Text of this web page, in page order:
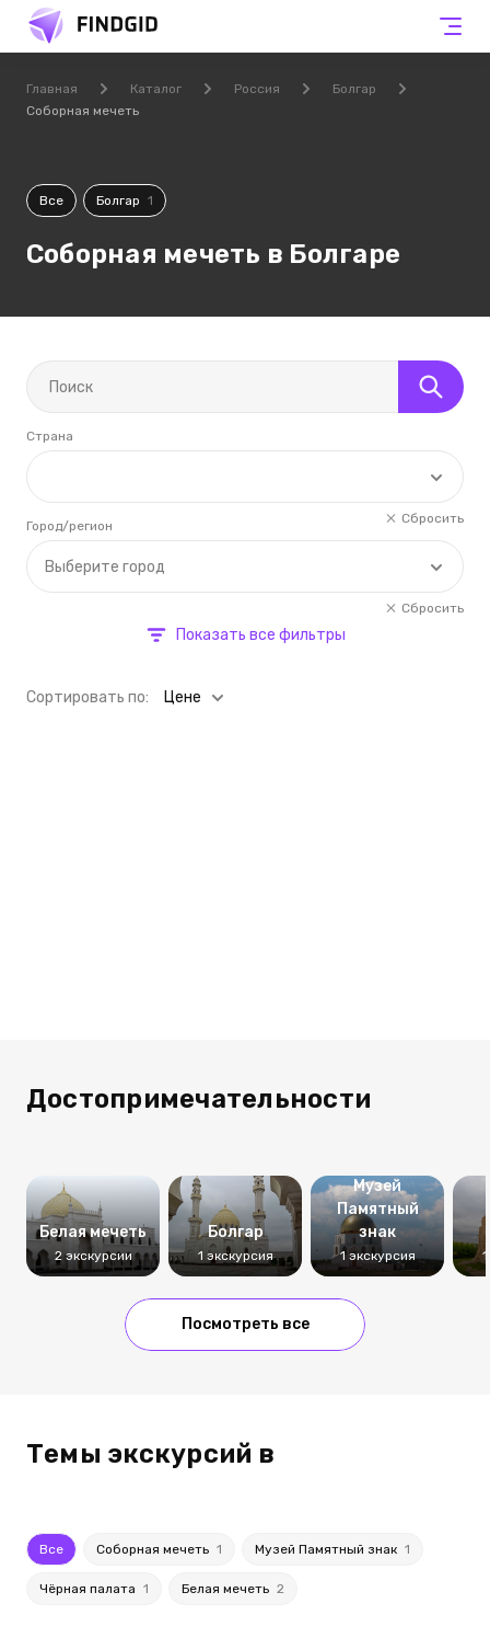
Главная Каталог Россия
Болгар
Соборная мечеть
Все Болгар 1
Соборная мечеть в Болгаре
Страна
Сбросить
Выберите город
Город/регион
Сбросить
Показать все фильтры
Cортировать по: Цене
Достопримечательности
Белая мечеть
2 экскурсии
Болгар
1 экскурсия
Музей
Памятный
знак
1 экскурсия
Посмотреть все
Темы экскурсий в
Все Соборная мечеть 1 Музей Памятный знак 1
Чёрная палата 1 Белая мечеть 2